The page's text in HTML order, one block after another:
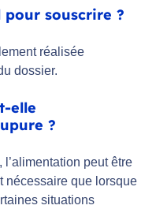
souscrire ?
réalisée
dossier.
elle
?
peut être
nécessaire que lorsque
situations